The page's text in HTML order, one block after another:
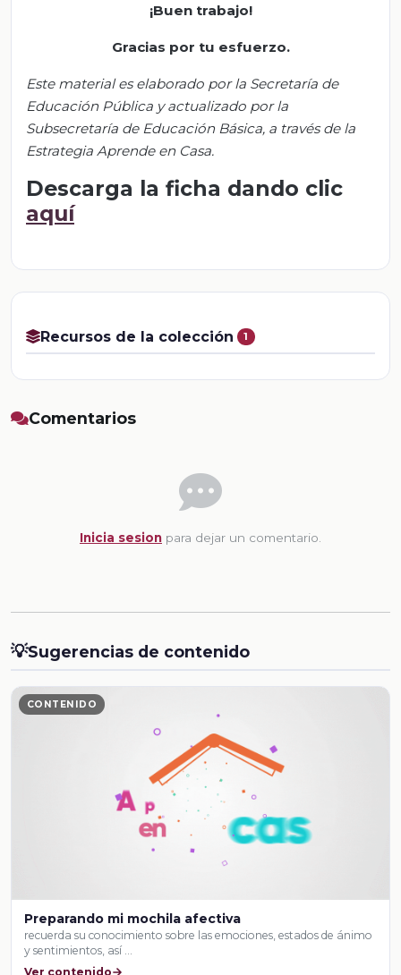
¡Buen trabajo!
Gracias por tu esfuerzo.
Este material es elaborado por la Secretaría de
Educación Pública y actualizado por la
Subsecretaría de Educación Básica, a través de la
Estrategia Aprende en Casa.
Descarga la ficha dando clic
aquí
Recursos de la colección 1
Comentarios
Inicia sesion para dejar un comentario.
💡Sugerencias de contenido
CONTENIDO
Preparando mi mochila afectiva
recuerda su conocimiento sobre las emociones, estados de ánimo
y sentimientos, así …
Ver contenido